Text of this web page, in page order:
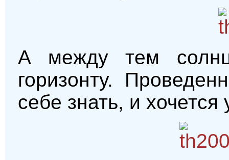
А между тем
горизонту.
себе знать, и